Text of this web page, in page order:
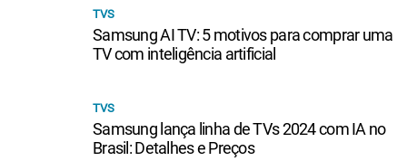
TVS
Samsung AI TV: 5 motivos para comprar uma
TV com inteligência artificial
TVS
Samsung lança linha de TVs 2024 com IA no
Brasil: Detalhes e Preços